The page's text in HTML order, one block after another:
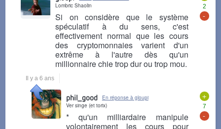
2
-
Lombric Shaolin
Si on considère que le système
spéculatif à du sens, c'est
effectivement normal que les cours
des cryptomonnaies varient d'un
extrême à l'autre dès qu'un
millionnaire chie trop dur ou trop mou.
Il y a 6 ans
+
7
-
phil_good
En réponse à gloupi
Ver singe (et torix)
* qu'un milliardaire manipule
volontairement les cours pour